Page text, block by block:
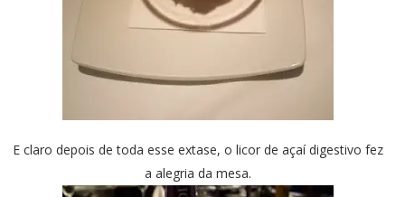
E claro depois de toda esse extase, o licor de açaí digestivo fez
a alegria da mesa.